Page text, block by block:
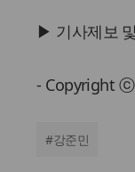
▶ 기사제보
- Copyright ⓒ
#강준민